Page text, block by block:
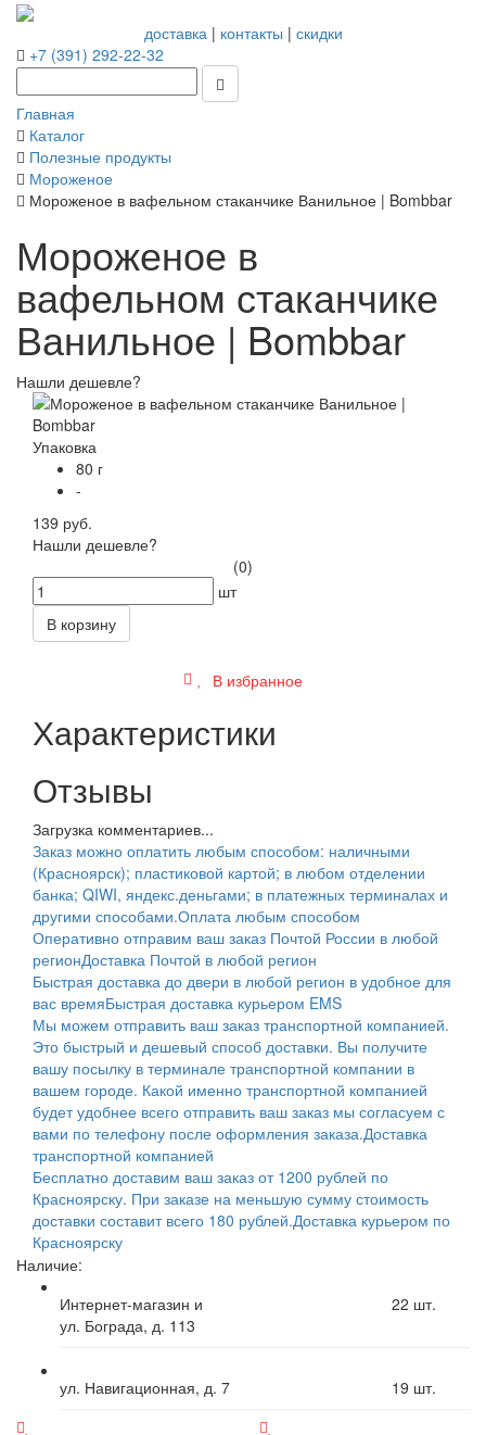
доставка| контакты | скидки
+7 (391) 292-22-32
Главная
Каталог
Полезные продукты
Мороженое
Мороженое в вафельном стаканчике Ванильное | Bombbar
Мороженое в
вафельном стаканчике
Ванильное | Bombbar
Нашли дешевле?
Упаковка
80 г
-
139 руб.
Нашли дешевле?
(0)
шт
В корзину
В избранное
Характеристики
Отзывы
Загрузка комментариев...
Заказ можно оплатить любым способом: наличными
(Красноярск); пластиковой картой; в любом отделении
банка; QIWI, яндекс.деньгами; в платежных терминалах и
другими способами.Оплата любым способом
Оперативно отправим ваш заказ Почтой России в любой
регионДоставка Почтой в любой регион
Быстрая доставка до двери в любой регион в удобное для
вас времяБыстрая доставка курьером EMS
Мы можем отправить ваш заказ транспортной компанией.
Это быстрый и дешевый способ доставки. Вы получите
вашу посылку в терминале транспортной компании в
вашем городе. Какой именно транспортной компанией
будет удобнее всего отправить ваш заказ мы согласуем с
вами по телефону после оформления заказа.Доставка
транспортной компанией
Бесплатно доставим ваш заказ от 1200 рублей по
Красноярску. При заказе на меньшую сумму стоимость
доставки составит всего 180 рублей.Доставка курьером по
Красноярску
Наличие:
Интернет-магазин и
ул. Бограда, д. 113
22 шт.
ул. Навигационная, д. 7 19 шт.